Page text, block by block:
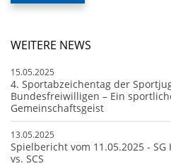
WEITERE NEWS
15.05.2025
4. Sportabzeichentag der
Bundesfreiwilligen – Ein
Gemeinschaftsgeist
13.05.2025
Spielbericht vom 11.05.2025 -
vs. SCS